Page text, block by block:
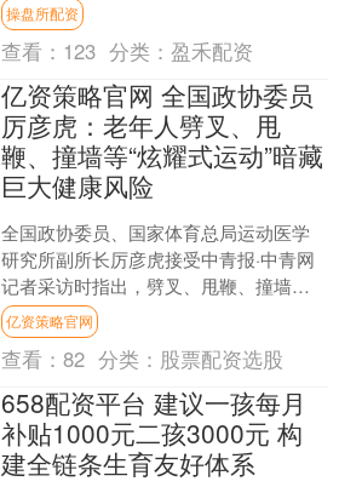
操盘所配资
查看： 123 分类：盈禾配资
亿资策略官网 全国政协委员
厉彦虎：老年人劈叉、甩
鞭、撞墙等“炫耀式运动”暗藏
巨大健康风险
全国政协委员、国家体育总局运动医学
研究所副所长厉彦虎接受中青报·中青网
记者采访时指出，劈叉、甩鞭、撞墙、
绕圈，甚至将头部吊在树上转圈等动
作，是典型的“炫耀式运动....
亿资策略官网
查看：82 分类： 股票配资选股
658配资平台 建议一孩每月
补贴1000元二孩3000元 构
建全链条生育友好体系